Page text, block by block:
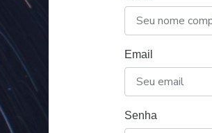
Email
Senha